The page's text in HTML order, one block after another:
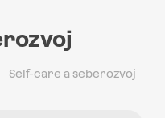
Self-care a seberozvoj